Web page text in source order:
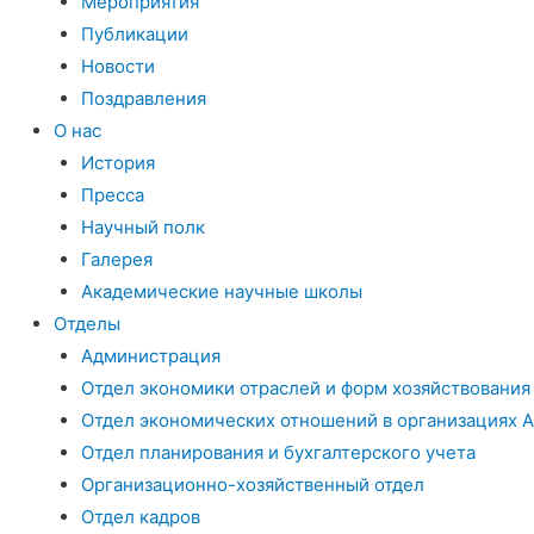
Публикации
Новости
Поздравления
О нас
История
Пресса
Научный полк
Галерея
Академические научные школы
Отделы
Администрация
Отдел экономики отраслей и форм хозяйствования
Отдел экономических отношений в организациях
Отдел планирования и бухгалтерского учета
Организационно-хозяйственный отдел
Отдел кадров